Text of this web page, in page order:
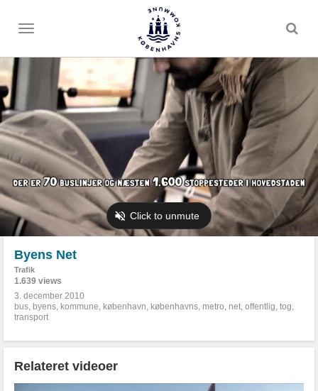
Toggle
Byens Net
Trafik
1.639 views
3. december 2010
bus, byens, kommune, københavn, københavns, metro, net, offentlig, tog,
transport
Relateret videoer